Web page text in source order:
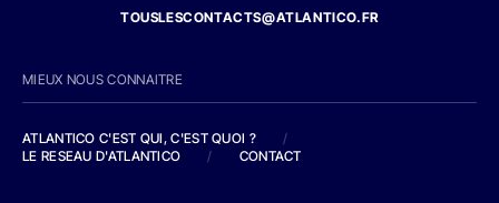
TOUSLESCONTACTS@ATLANTICO.FR
MIEUX NOUS CONNAITRE
ATLANTICO C'EST QUI, C'EST QUOI ?
/
LE RESEAU D'ATLANTICO
/ CONTACT